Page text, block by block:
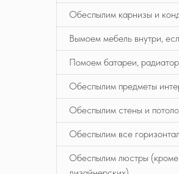
Обеспылим карнизы и
Вымоем мебель внутри,
Помоем батареи,
Обеспылим предметы
Обеспылим стены и
Обеспылим все
Обеспылим люстры (кроме